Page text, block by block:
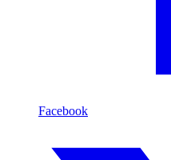
Facebook